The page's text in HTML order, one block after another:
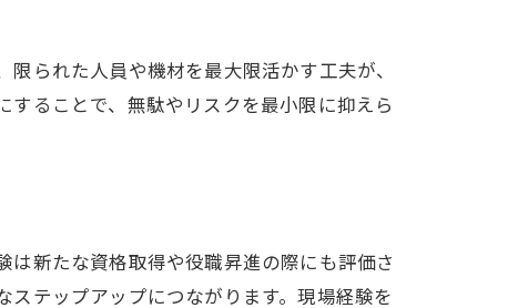
られた人員や機材を最大限活かす工夫が、
ることで、無駄やリスクを最小限に抑えら
新たな資格取得や役職昇進の際にも評価さ
テップアップにつながります。現場経験を